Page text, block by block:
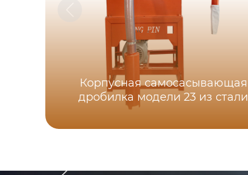
Корпусная самоcасывающая
дробилка модели 23 из стали